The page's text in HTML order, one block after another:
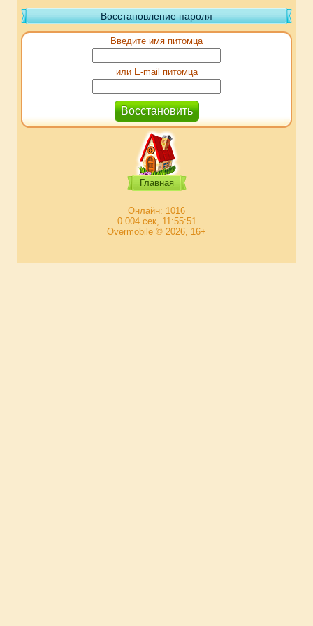
Восстановление пароля
Введите имя питомца
или E-mail питомца
Главная
Онлайн: 1016
0.004 сек, 11:55:51
Overmobile © 2026, 16+